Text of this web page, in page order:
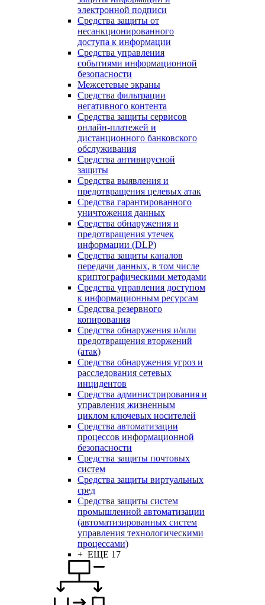
электронной подписи
Средства защиты от
несанкционированного
доступа к информации
Средства управления
событиями информационной
безопасности
Межсетевые экраны
Средства фильтрации
негативного контента
Средства защиты сервисов
онлайн-платежей и
дистанционного банковского
обслуживания
Средства антивирусной
защиты
Средства выявления и
предотвращения целевых атак
Средства гарантированного
уничтожения данных
Средства обнаружения и
предотвращения утечек
информации (DLP)
Средства защиты каналов
передачи данных, в том числе
криптографическими методами
Средства управления доступом
к информационным ресурсам
Средства резервного
копирования
Средства обнаружения и/или
предотвращения вторжений
(атак)
Средства обнаружения угроз и
расследования сетевых
инцидентов
Средства администрирования и
управления жизненным
циклом ключевых носителей
Средства автоматизации
процессов информационной
безопасности
Средства защиты почтовых
систем
Средства защиты виртуальных
сред
Средства защиты систем
промышленной автоматизации
(автоматизированных систем
управления технологическими
процессами)
+ ЕЩЕ 17